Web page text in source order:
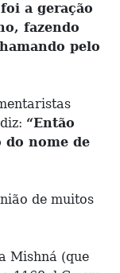
a geração
fazendo
pelo
“Então
do nome de
de muitos
Mishná (que